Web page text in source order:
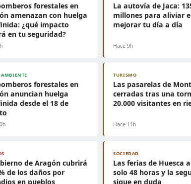
forestales en
amenazan con huelga
¿qué impacto
en tu seguridad?
La autovía de Jaca:
millones para aliviar
mejorar tu día a día
Hace 9h
forestales en
anuncian huelga
desde el 18 de
TURISMO
Las pasarelas de
cerradas tras una
20.000 visitantes en
Hace 11h
de Aragón cubrirá
de los daños por
en pueblos
SOCIEDAD
Las ferias de Huesca
solo 48 horas y la
sigue en duda